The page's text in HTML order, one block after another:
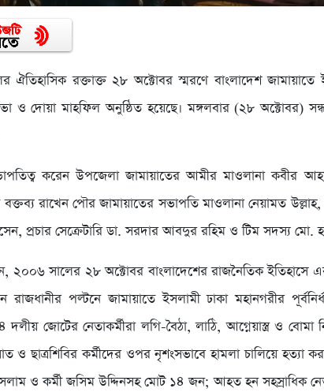
ঐতিহাসিক রক্তাক্ত ২৮ অক্টোবর স্মরণে বাংলাদেশ
ও দোয়া মাহফিল অনুষ্ঠিত হয়েছে। মঙ্গলবার (২৮ অক্টোবর)
করেন উপজেলা জামায়াতের আমীর মাওলানা কবীর
রাখেন পৌর জামায়াতের সভাপতি মাওলানা নেয়ামত
প্রচার সেক্রেটারি ডা. সরদার আবদুর রহিম ও টিম সদস্য মো.
২০০৬ সালের ২৮ অক্টোবর বাংলাদেশের রাজনৈতিক ইতিহাসে
রাজধানীর পল্টনে জামায়াতে ইসলামী ঢাকা মহানগরীর
জোটের নেতাকর্মীরা লগি-বৈঠা, লাঠি, আগ্নেয়াস্ত্র ও বোমা
ও ছাত্রশিবির কর্মীদের ওপর নৃশংসভাবে হামলা চালিয়ে হত্যা
ও কর্মী জসিম উদ্দিনসহ মোট ১৪ জন; আহত হন সহস্রাধিক